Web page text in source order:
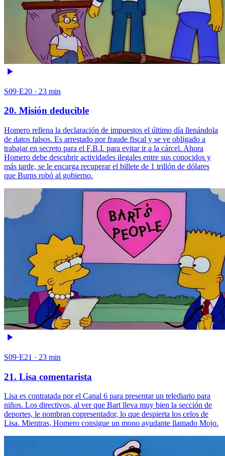
S09·E20 · 23 min
20. Misión deducible
Homero rellena la declaración de impuestos el último día llenándola
de datos falsos. Es arrestado por fraude fiscal y se ve obligado a
trabajar en secreto para el F.B.I. para evitar ir a la cárcel. Ahora
Homero debe descubrir actividades ilegales entre sus conocidos y
más tarde, se le encarga recuperar el billete de 1 trillón de dólares
que Burns robó al gobierno.
S09·E21 · 23 min
21. Lisa comentarista
Lisa es contratada por el Canal 6 para presentar un telediario para
niños. Los directivos, al ver que Bart lleva muy bien la sección de
deportes, le nombran copresentador, lo que despierta los celos de
Lisa. Mientras, Homero consigue un mono ayudante llamado Mojo.